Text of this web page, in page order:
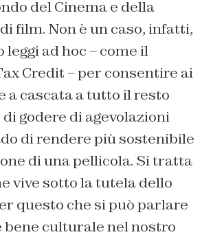
del Cinema e della
film. Non è un caso, infatti,
leggi ad hoc – come il
Credit – per consentire ai
a cascata a tutto il resto
godere di agevolazioni
di rendere più sostenibile
di una pellicola. Si tratta
vive sotto la tutela dello
questo che si può parlare
bene culturale nel nostro